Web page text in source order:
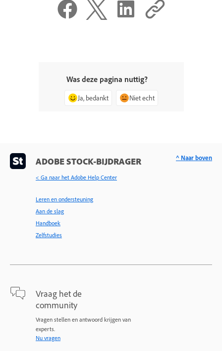
Was deze pagina nuttig?
Ja, bedankt Niet echt
ADOBE STOCK-BIJDRAGER
< Ga naar het Adobe Help Center
Leren en ondersteuning
Aan de slag
Handboek
Zelfstudies
Vraag het de
community
Vragen stellen en antwoord krijgen van
experts.
Nu vragen
^ Naar boven